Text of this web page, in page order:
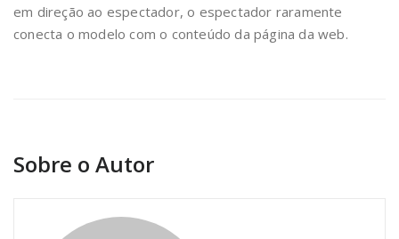
em direção ao espectador, o espectador raramente
conecta o modelo com o conteúdo da página da web.
Sobre o Autor